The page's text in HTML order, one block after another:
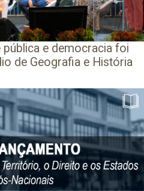
pública e democracia foi
de Geografia e História